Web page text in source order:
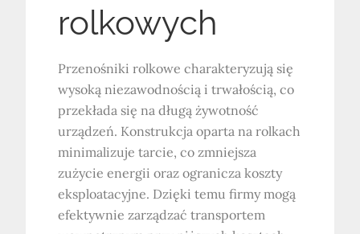
rolkowych
Przenośniki rolkowe charakteryzują się
wysoką niezawodnością i trwałością, co
przekłada się na długą żywotność
urządzeń. Konstrukcja oparta na rolkach
minimalizuje tarcie, co zmniejsza
zużycie energii oraz ogranicza koszty
eksploatacyjne. Dzięki temu firmy mogą
efektywnie zarządzać transportem